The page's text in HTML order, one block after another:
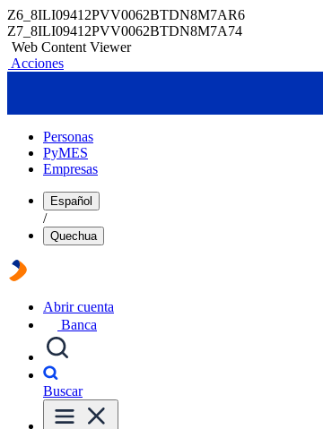
Z6_8ILI09412PVV0062BTDN8M7AR6
Z7_8ILI09412PVV0062BTDN8M7A74
Web Content Viewer
Acciones
Personas
PyMES
Empresas
Español
/
Quechua
Abrir cuenta
Banca
Buscar